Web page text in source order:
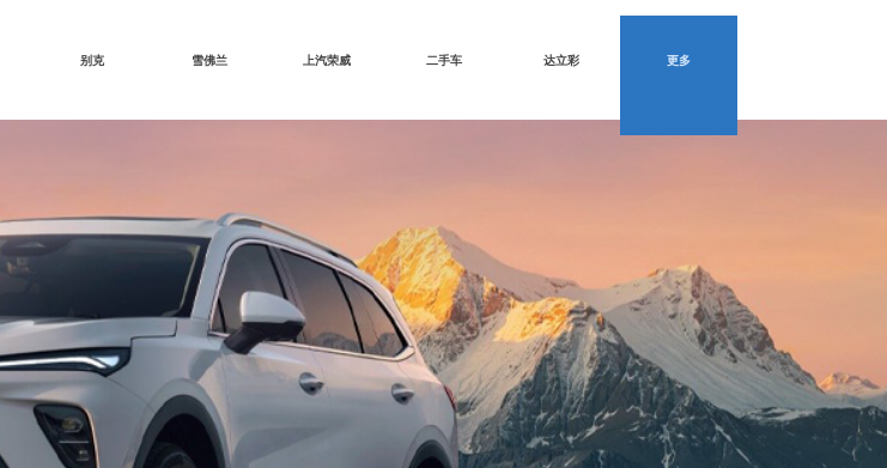
别克 雪佛兰 上汽荣威 二手车 达立彩 更多